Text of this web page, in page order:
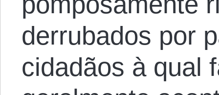
derrubados por
cidadãos à qual